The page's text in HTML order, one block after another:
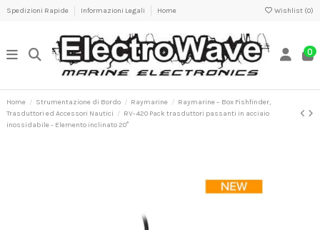
Spedizioni Rapide Informazioni Legali Home Wishlist (0)
0
Home Strumentazione di Bordo Raymarine
Raymarine – Box Fishfinder,
Trasduttori ed Accessori Nautici
RV-420 Pack trasduttori passanti in acciaio
inossidabile - Elemento inclinato 20°